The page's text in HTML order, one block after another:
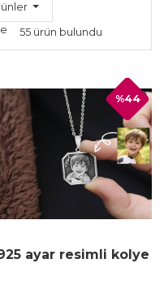
55 ürün bulundu
ayar resimli kolye
%44